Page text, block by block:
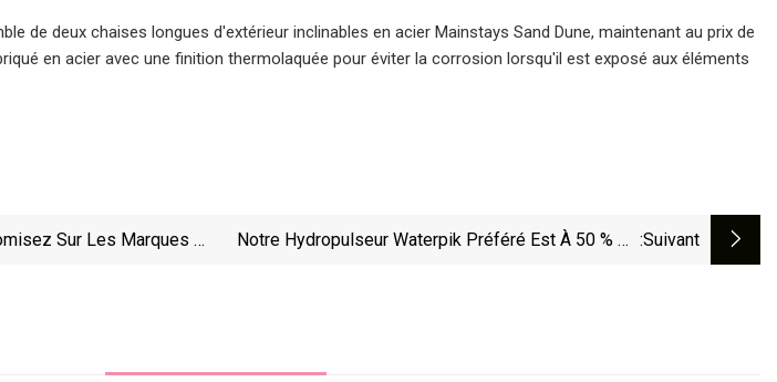
de deux chaises longues d'extérieur inclinables en acier Mainstays Sand Dune, maintenant au prix de
en acier avec une finition thermolaquée pour éviter la corrosion lorsqu'il est exposé aux éléments
Sur Les Marques De
Notre Hydropulseur Waterpik Préféré Est À 50 % De :suivant